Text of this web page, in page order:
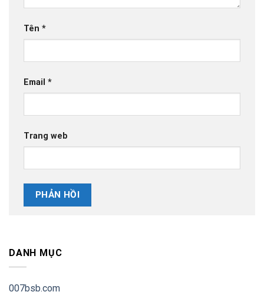
Tên *
Email *
Trang web
DANH MỤC
007bsb.com